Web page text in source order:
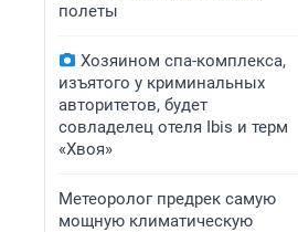
полеты
Хозяином спа-комплекса,
изъятого у криминальных
авторитетов, будет
совладелец отеля Ibis и терм
«Хвоя»
Метеоролог предрек самую
мощную климатическую